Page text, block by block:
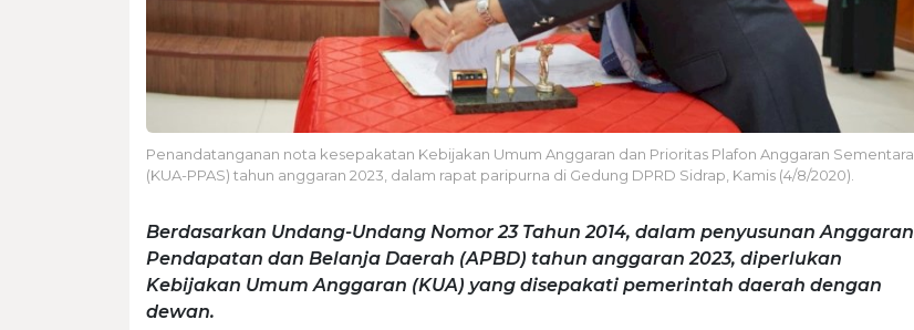
Penandatanganan nota kesepakatan Kebijakan Umum Anggaran dan Prioritas Plafon Anggaran Sementara
(KUA-PPAS) tahun anggaran 2023, dalam rapat paripurna di Gedung DPRD Sidrap, Kamis (4/8/2020).
Berdasarkan Undang-Undang Nomor 23 Tahun 2014, dalam penyusunan Anggaran
Pendapatan dan Belanja Daerah (APBD) tahun anggaran 2023, diperlukan
Kebijakan Umum Anggaran (KUA) yang disepakati pemerintah daerah dengan
dewan.